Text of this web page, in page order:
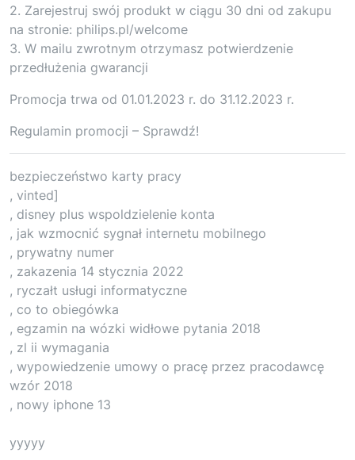
2. Zarejestruj swój produkt w ciągu 30 dni od zakupu
na stronie: philips.pl/welcome
3. W mailu zwrotnym otrzymasz potwierdzenie
przedłużenia gwarancji
Promocja trwa od 01.01.2023 r. do 31.12.2023 r.
Regulamin promocji – Sprawdź!
bezpieczeństwo karty pracy
, vinted]
, disney plus wspoldzielenie konta
, jak wzmocnić sygnał internetu mobilnego
, prywatny numer
, zakazenia 14 stycznia 2022
, ryczałt usługi informatyczne
, co to obiegówka
, egzamin na wózki widłowe pytania 2018
, zl ii wymagania
, wypowiedzenie umowy o pracę przez pracodawcę
wzór 2018
, nowy iphone 13
yyyyy